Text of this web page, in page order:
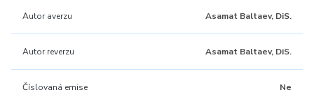
Autor averzu Asamat Baltaev, DiS.
Autor reverzu Asamat Baltaev, DiS.
Číslovaná emise Ne